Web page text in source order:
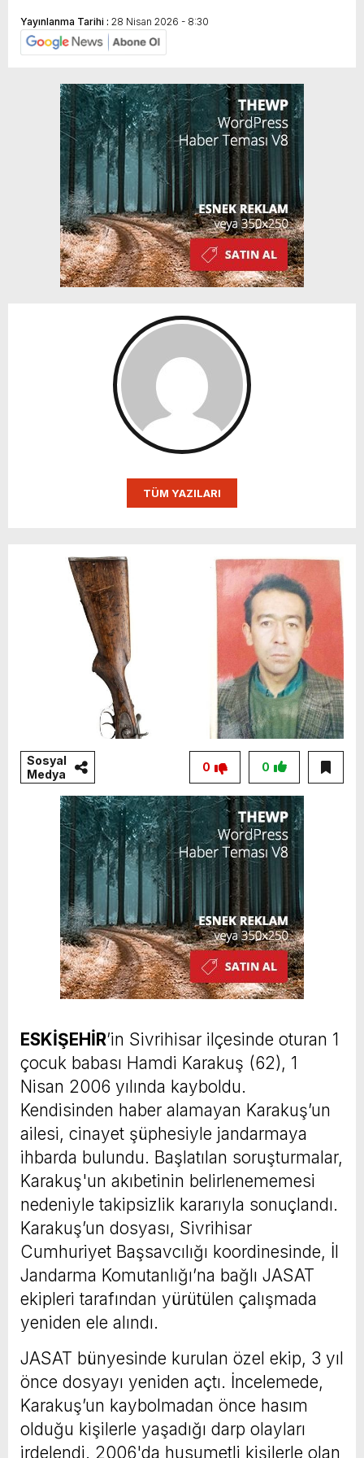
Yayınlanma Tarihi : 28 Nisan 2026 - 8:30
TÜM YAZILARI
Sosyal
Medya
0
0
ESKİŞEHİR’in Sivrihisar ilçesinde oturan 1
çocuk babası Hamdi Karakuş (62), 1
Nisan 2006 yılında kayboldu.
Kendisinden haber alamayan Karakuş’un
ailesi, cinayet şüphesiyle jandarmaya
ihbarda bulundu. Başlatılan soruşturmalar,
Karakuş'un akıbetinin belirlenememesi
nedeniyle takipsizlik kararıyla sonuçlandı.
Karakuş’un dosyası, Sivrihisar
Cumhuriyet Başsavcılığı koordinesinde, İl
Jandarma Komutanlığı’na bağlı JASAT
ekipleri tarafından yürütülen çalışmada
yeniden ele alındı.
JASAT bünyesinde kurulan özel ekip, 3 yıl
önce dosyayı yeniden açtı. İncelemede,
Karakuş’un kaybolmadan önce hasım
olduğu kişilerle yaşadığı darp olayları
irdelendi. 2006'da husumetli kişilerle olan